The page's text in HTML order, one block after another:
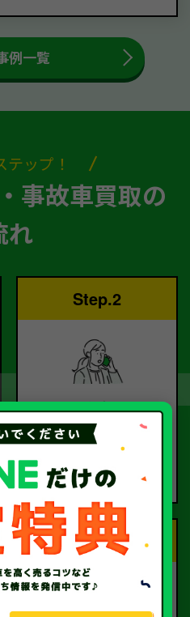
例一覧
テップ！
事故車買取の
れ
Step.2
査定
査定のプロが
お電話で回答いたしま
す。
Step.4